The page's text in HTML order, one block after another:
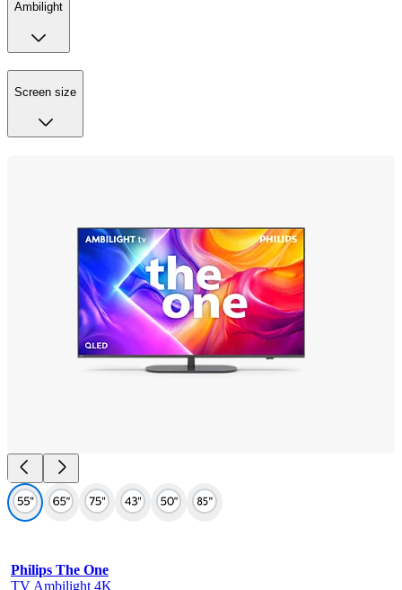
Ambilight
Screen size
Philips The One
TV Ambilight 4K